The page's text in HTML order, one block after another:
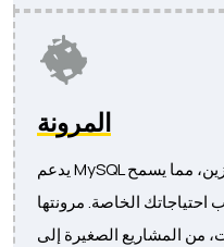
المرونة
يدعم MySQL مجموعة واسعة من محركات التخزين، مما يسمح
الخاصة. مرونتها
من المشاريع الصغيرة إلى